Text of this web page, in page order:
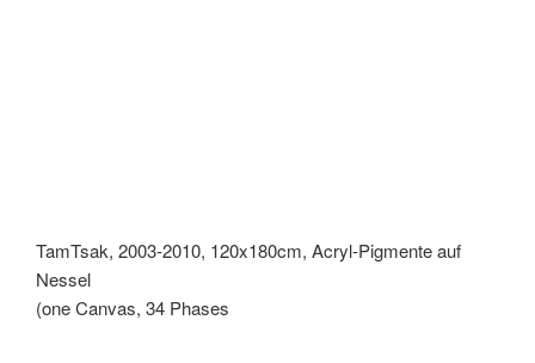
TamTsak, 2003-2010, 120x180cm, Acryl-Pigmente auf
Nessel
(one Canvas, 34 Phases